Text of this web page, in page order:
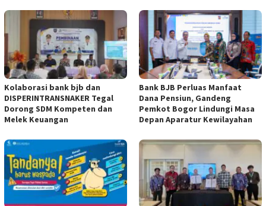
Kolaborasi bank bjb dan
DISPERINTRANSNAKER Tegal
Dorong SDM Kompeten dan
Melek Keuangan
Bank BJB Perluas Manfaat
Dana Pensiun, Gandeng
Pemkot Bogor Lindungi Masa
Depan Aparatur Kewilayahan